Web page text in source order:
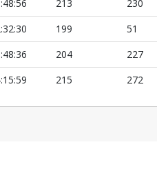
213
230
199
51
204
227
215 272